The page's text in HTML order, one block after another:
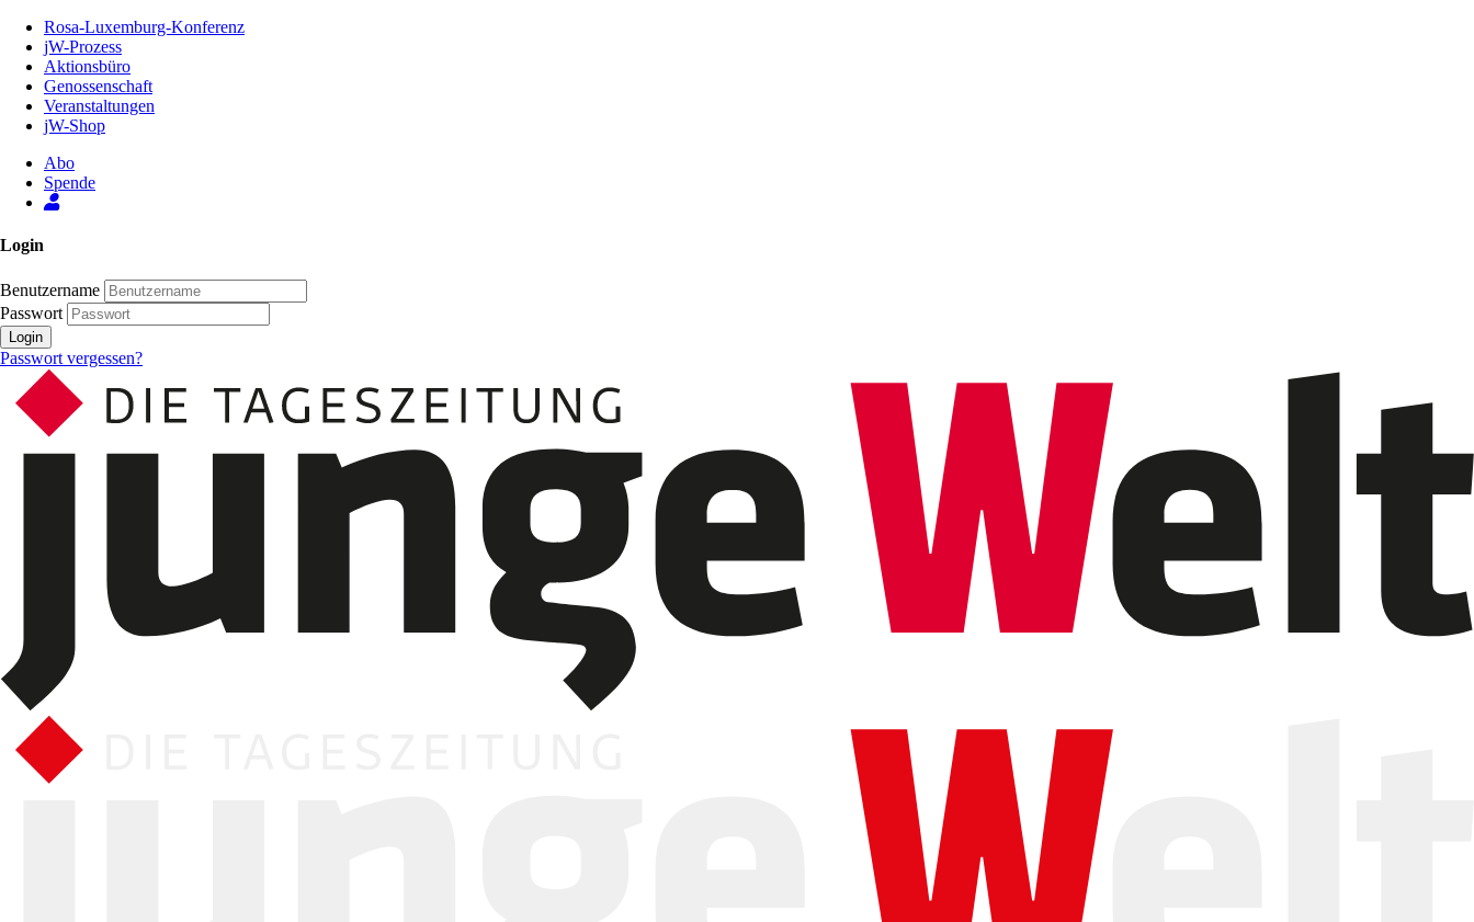
Inhalt
Seite
Rosa-Luxemburg-Konferenz
jW-Prozess
Aktionsbüro
Genossenschaft
Veranstaltungen
jW-Shop
Abo
Spende
Login
Benutzername
Passwort
Login
Passwort vergessen?